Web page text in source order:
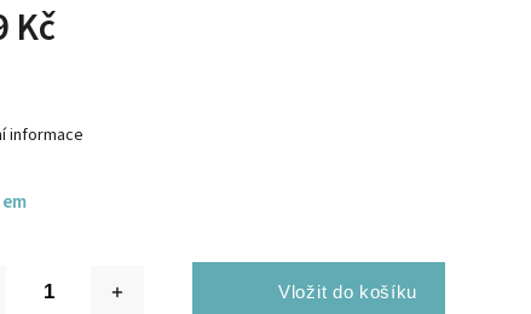
Kč
informace